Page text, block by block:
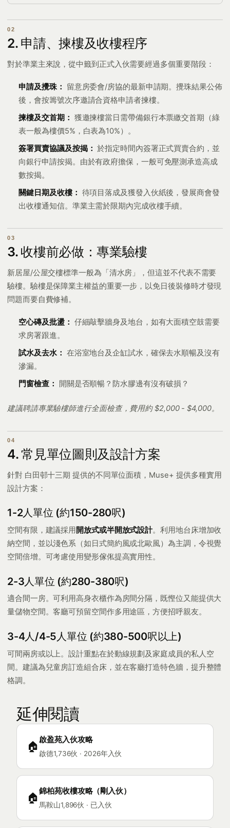
2. 申請、揀樓及收樓程序
對於準業主來說，從中籤到正式入伙需要經過多個重要階段：
申請及攪珠：
留意房委會/房協的最新申請期。攪珠結果公佈
後，會按籌號次序邀請合資格申請者揀樓。
揀樓及交首期： 獲邀揀樓當日需帶備銀行本票繳交首期（綠
表一般為樓價5%，白表為10%）。
簽署買賣協議及按揭： 於指定時間內簽署正式買賣合約，並
向銀行申請按揭。由於有政府擔保，一般可免壓測承造高成
數按揭。
關鍵日期及收樓： 待項目落成及獲發入伙紙後，發展商會發
出收樓通知信。準業主需於限期內完成收樓手續。
3. 收樓前必做：專業驗樓
新居屋/公屋交樓標準一般為「清水房」，但這並不代表不需要
驗樓。驗樓是保障業主權益的重要一步，以免日後裝修時才發現
問題而要自費修補。
空心磚及批盪： 仔細敲擊牆身及地台，如有大面積空鼓需要
求房署跟進。
試水及去水： 在浴室地台及企缸試水，確保去水順暢及沒有
滲漏。
門窗檢查：
開關是否順暢？防水膠邊有沒有破損？
建議聘請專業驗樓師進行全面檢查，費用約 $2,000 - $4,000。
4. 常見單位圖則及設計方案
針對 白田邨十三期 提供的不同單位面積，Muse+ 提供多種實用
設計方案：
1-2人單位 (約150-280呎)
空間有限，建議採用 開放式或半開放式設計。利用地台床增加收
納空間，並以淺色系（如日式簡約風或北歐風）為主調，令視覺
空間倍增。可考慮使用變形傢俬提高實用性。
2-3人單位 (約280-380呎)
適合間一房。可利用高身衣櫃作為房間分隔，既慳位又能提供大
量儲物空間。客廳可預留空間作多用途區，方便招呼親友。
3-4人/4-5人單位 (約380-500呎以上)
可間兩房或以上。設計重點在於動線規劃及家庭成員的私人空
間。建議為兒童房訂造組合床，並在客廳打造特色牆，提升整體
格調。
延伸閱讀
🏠
啟盈苑入伙攻略
啟德1,736伙 · 2026年入伙
🏠
錦柏苑收樓攻略（剛入伙）
馬鞍山1,896伙 · 已入伙